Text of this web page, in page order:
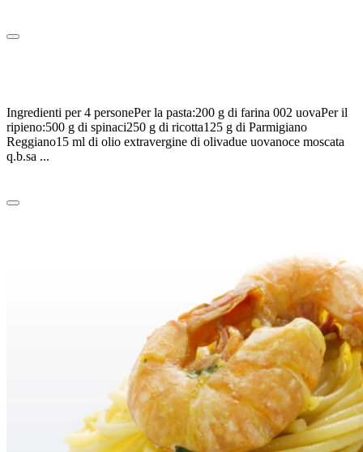
Ingredienti per 4 personePer la pasta:200 g di farina 002 uovaPer il
ripieno:500 g di spinaci250 g di ricotta125 g di Parmigiano
Reggiano15 ml di olio extravergine di olivadue uovanoce moscata
q.b.sa ...